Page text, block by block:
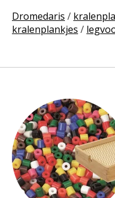
Dromedaris /
kralenplankjes /